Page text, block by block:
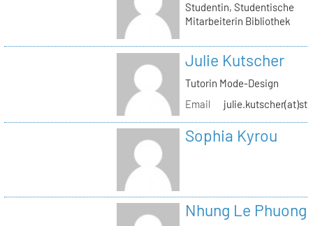
Studentin, Studentische
Mitarbeiterin Bibliothek
Julie Kutscher
Tutorin Mode-Design
Email
Sophia Kyrou
Nhung Le Phuong